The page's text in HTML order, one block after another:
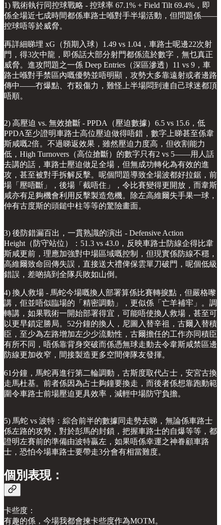
1) 戰術執行同控球戰略 - 控球率 67.1% + Field Tilt 69.4%，即
係全場近七成時間都係車路士喺對手半場活動，但問題係——
控球唔等於威脅。
再詳細睇埋 xG（預期入球）1.49 vs 1.04，車路士呢邊22次射
門，得3次中龍，即係話大部分射門都係流於數字，無乜真正
威脅。進攻問題之一係 Deep Entries（深區滲透）11 vs 9，車
路士喺對手禁區內嘅優勢並唔明顯，攻勢大多靠遠射或者邊路
傳中——冇爆點、冇殺傷力，難怪上半場悶到連自己球迷都頂
唔順。
2) 高壓迫 vs. 無效搶斷 - PPDA（壓迫數據）6.5 vs 15.6，低
PPDA至少證明車路士高位壓迫做得唔錯，數字上睇甚至係韋
斯咸嘅2倍。不過睇返效果，雖然壓迫力度高，但收割能力
低，High Turnovers（高位搶斷）的數字只有2 vs 5——用人話
去講的話，車路士壓迫做足全場，但無成功轉化為有效的進
攻，甚至被對手拆解反擊。呢個問題導致全場波都好拉鋸，前
場「壓唔斷」，後場「截唔住」，令比賽變得更開放，而韋斯
咸亦有足夠機會利用反擊製造危機。除左高維爾失手果一球，
仲有古度斯的頭鎚中柱等等的驚險畫面。
3) 後防錯漏百出，一貫熟識的演出 - Defensive Action
Height（防守站位）：51.3 vs 43.0，反映車路士防線企得比韋
斯咸更前，理應加強對中場區域嘅控制，但現實係防線不穩，
高維爾致命回傳失誤，直接送大禮俾保雲單刀破門，呢個低級
錯誤，差啲搞到全隊兵敗如山倒。
4) 換人救場 - 馬蛇今場嘅換人部署算係比賽轉捩點，但嚴格嚟
講，佢並唔似臨場的「精密調動」，更似係「亡羊補牢」。調
轉講，如果戰術一開始部署得宜，可能唔使換人救場，甚至可
以更早鎖定勝局。52分鐘的換人，尼圖入替辛祖，古爾入替積
臣，至少為左路增加左少少流動性，古爾擔任的工作亦同積臣
有所不同，唔係靠背身突破而係憑無球走動去令韋斯咸禁區邊
防線更加收窄，間接製造更多空間俾隊友發揮。
61分鐘，馬蛇再進行第二輪調動，古斯度取代占士，安宮古換
走馬杜基。前者係因為占士夠鐘要換走，而後者係想靠跑動範
圍令車路士前場壓迫更具效率，減輕中場防守負擔。
5) 馬蛇 vs 波特：綜合前半的數據同走勢去睇，無論係車路士
係左路的攻勢，對於彭馬的封鎖，把握車路士的自爆等等，都
證明左賽前的準備由波特贏左，如果唔係幸運之神眷顧車路
士，恐怕今場車路士要帶走3分會有相當難度。
個別表現：
卡些度：
有趣的係，今場我都會揀卡些度作為MOTM。